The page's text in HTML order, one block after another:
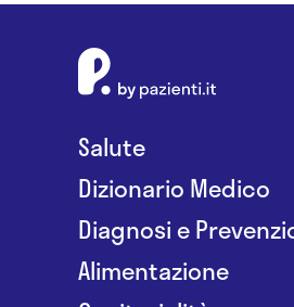
Salute
Dizionario Medico
Diagnosi e
Alimentazione